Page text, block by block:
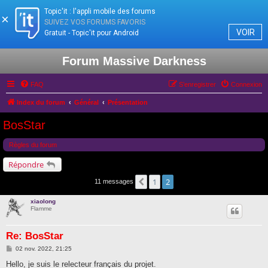
Forum Massive Darkness
FAQ Connexion
S’enregistrer
Index du forum Général Présentation
BosStar
Règles du forum
Répondre
11 messages Précédente
1 2
xiaolong
Flamme
Re: BosStar
M
s
02 nov. 2022, 21:25
Hello, je suis le relecteur français du projet.
×
Topic'it : l'appli mobile des forums
SUIVEZ VOS FORUMS FAVORIS
Gratuit - Topic'it pour Android
VOIR